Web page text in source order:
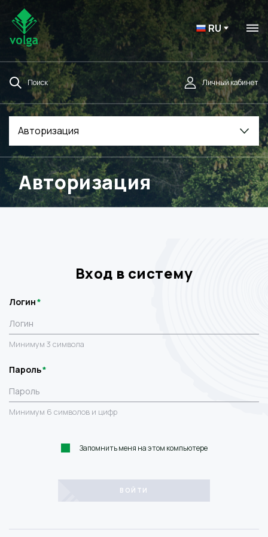
RU
Поиск Личный кабинет
Авторизация
Авторизация
Вход в систему
Логин
Минимум 3 символа
Пароль
Минимум 6 символов и цифр
Запомнить меня на этом компьютере